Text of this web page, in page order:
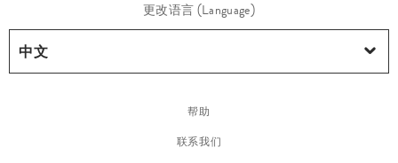
履
更改语言 (Language)
帮助
联系我们